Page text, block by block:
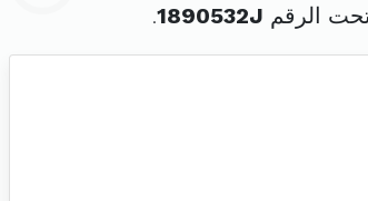
الرقم 1890532J
.